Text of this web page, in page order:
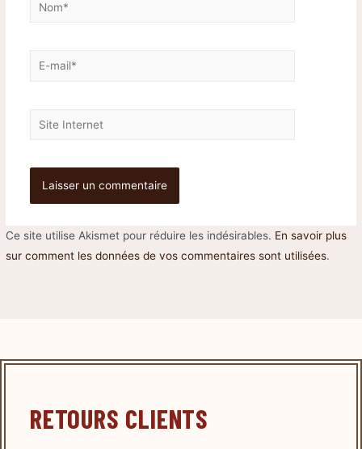
Ce site utilise Akismet pour réduire les indésirables. En savoir plus
sur comment les données de vos commentaires sont utilisées.
RETOURS CLIENTS